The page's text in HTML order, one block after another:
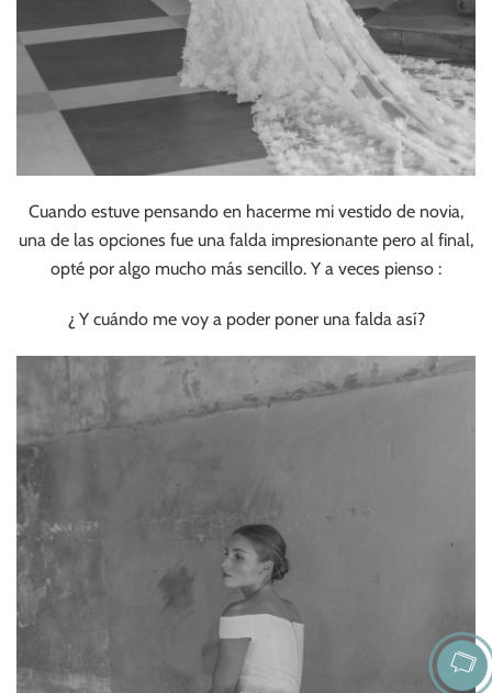
Cuando estuve pensando en hacerme mi vestido de novia,
una de las opciones fue una falda impresionante pero al final,
opté por algo mucho más sencillo. Y a veces pienso :
¿ Y cuándo me voy a poder poner una falda así?